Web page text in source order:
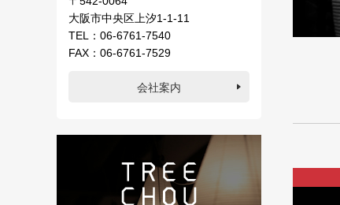
大阪市中央区上汐1-1-11
TEL：06-6761-7540
FAX：06-6761-7529
会社案内